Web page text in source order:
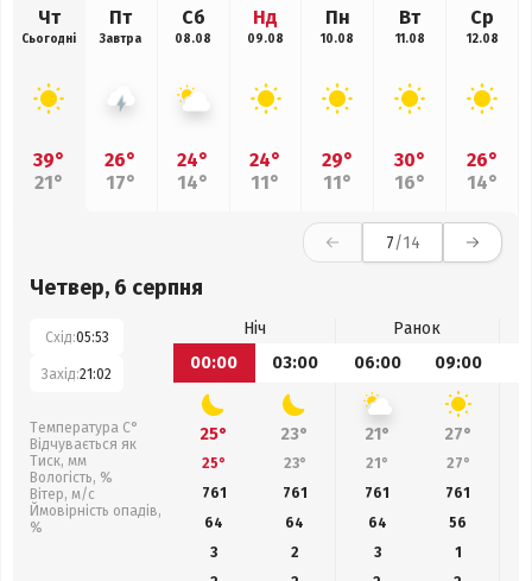
Чт
Сьогодні
39°
21°
Пт
Завтра
26°
17°
Сб
08.08
24°
14°
Нд
09.08
24°
11°
Пн
10.08
29°
11°
Вт
11.08
30°
16°
Ср
12.08
26°
14°
7/14
Четвер, 6 серпня
Схід:05:53
Захід:21:02
Температура С°
Відчувається як
Тиск, мм
Вологість, %
Вітер, м/с
Ймовірність опадів,
%
Ніч
Ранок
00:00
03:00 06:00 09:00
25° 23° 21° 27°
25° 23° 21° 27°
761
761 761 761
64
64 64 56
3
2 3
1